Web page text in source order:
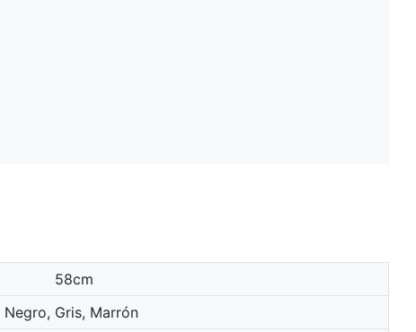
58cm
Negro, Gris, Marrón